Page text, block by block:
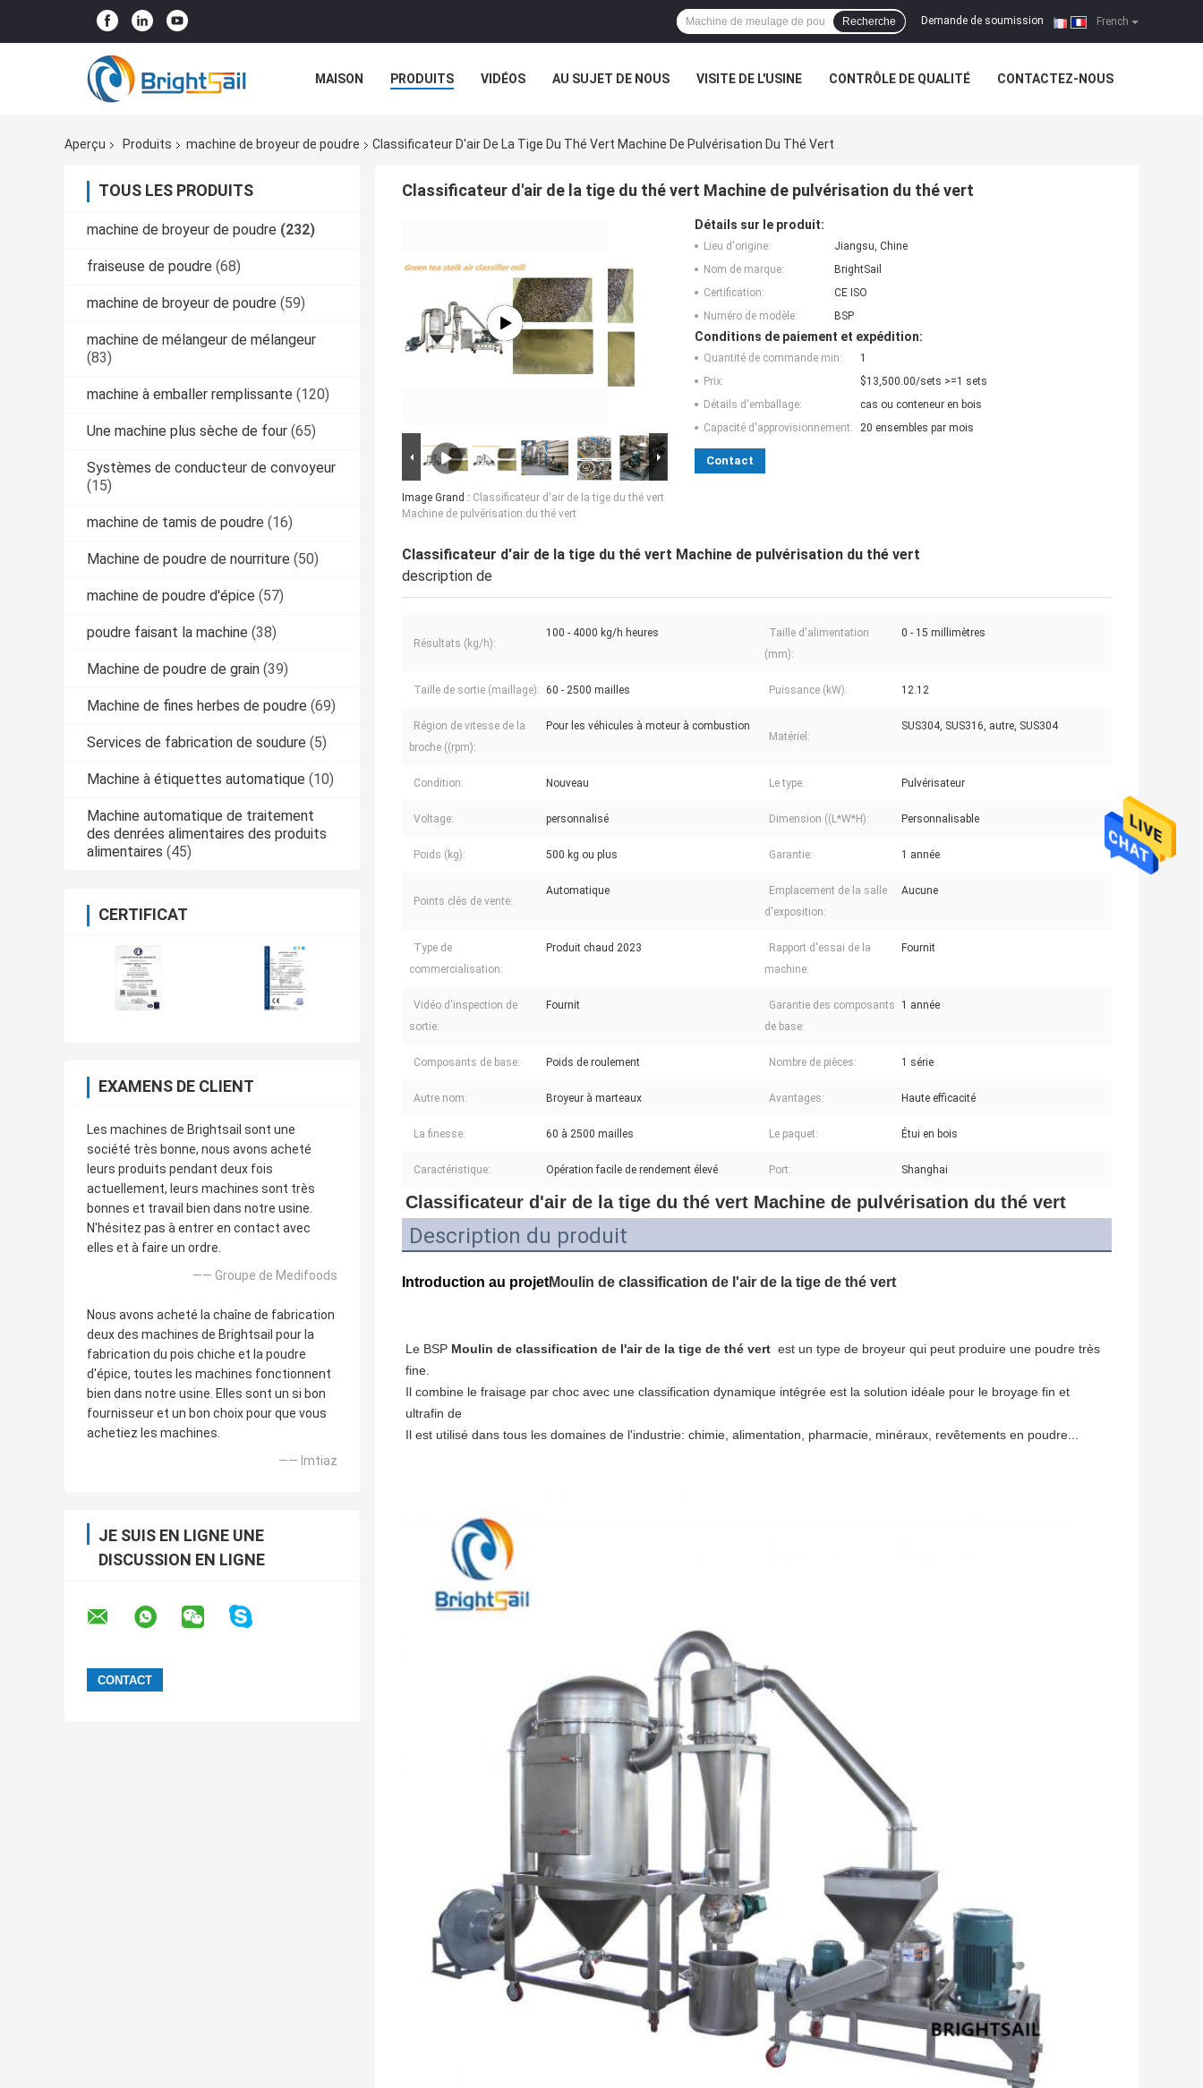
French
Demande de soumission |
Recherche
MAISON PRODUITS VIDÉOS AU SUJET DE NOUS VISITE DE L'USINE CONTRÔLE DE QUALITÉ CONTACTEZ-NOUS
Aperçu
Produits machine de broyeur de poudre Classificateur D'air De La Tige Du Thé Vert Machine De Pulvérisation Du Thé Vert
TOUS LES PRODUITS
machine de broyeur de poudre (232)
fraiseuse de poudre (68)
machine de broyeur de poudre (59)
machine de mélangeur de mélangeur
(83)
machine à emballer remplissante (120)
Une machine plus sèche de four (65)
Systèmes de conducteur de convoyeur
(15)
machine de tamis de poudre (16)
Machine de poudre de nourriture (50)
machine de poudre d'épice (57)
poudre faisant la machine (38)
Machine de poudre de grain (39)
Machine de fines herbes de poudre (69)
Services de fabrication de soudure (5)
Machine à étiquettes automatique (10)
Machine automatique de traitement
des denrées alimentaires des produits
alimentaires (45)
CERTIFICAT
EXAMENS DE CLIENT
Les machines de Brightsail sont une
société très bonne, nous avons acheté
leurs produits pendant deux fois
actuellement, leurs machines sont très
bonnes et travail bien dans notre usine.
N'hésitez pas à entrer en contact avec
elles et à faire un ordre.
—— Groupe de Medifoods
Nous avons acheté la chaîne de fabrication
deux des machines de Brightsail pour la
fabrication du pois chiche et la poudre
d'épice, toutes les machines fonctionnent
bien dans notre usine. Elles sont un si bon
fournisseur et un bon choix pour que vous
achetiez les machines.
—— Imtiaz
JE SUIS EN LIGNE UNE
DISCUSSION EN LIGNE
Classificateur d'air de la tige du thé vert Machine de pulvérisation du thé vert
Image Grand : Classificateur d'air de la tige du thé vert
Machine de pulvérisation du thé vert
Détails sur le produit:
Lieu d'origine:
Jiangsu, Chine
Nom de marque:
BrightSail
Certification:
CE ISO
Numéro de modèle:
BSP
Conditions de paiement et expédition:
Quantité de commande min:
1
Prix:
$13,500.00/sets >=1 sets
Détails d'emballage:
cas ou conteneur en bois
Capacité d'approvisionnement:
20 ensembles par mois
Contact
Classificateur d'air de la tige du thé vert Machine de pulvérisation du thé vert
description de
Résultats (kg/h):
100 - 4000 kg/h heures
Taille d'alimentation
(mm):
0 - 15 millimètres
Taille de sortie (maillage): 60 - 2500 mailles Puissance (kW): 12.12
Région de vitesse de la
broche ((rpm):
Pour les véhicules à moteur à combustion
Matériel:
SUS304, SUS316, autre, SUS304
Condition: Nouveau Le type: Pulvérisateur
Voltage: personnalisé Dimension ((L*W*H): Personnalisable
Poids (kg): 500 kg ou plus Garantie: 1 année
Points clés de vente:
Automatique
Emplacement de la salle
d'exposition:
Aucune
Type de
commercialisation:
Produit chaud 2023
Rapport d'essai de la
machine:
Fournit
Vidéo d'inspection de
sortie:
Fournit
Garantie des composants
de base:
1 année
Composants de base: Poids de roulement Nombre de pièces: 1 série
Autre nom: Broyeur à marteaux Avantages: Haute efficacité
La finesse: 60 à 2500 mailles Le paquet: Étui en bois
Caractéristique: Opération facile de rendement élevé Port: Shanghai
Classificateur d'air de la tige du thé vert Machine de pulvérisation du thé vert
Description du produit
Introduction au projetMoulin de classification de l'air de la tige de thé vert
Le BSP Moulin de classification de l'air de la tige de thé vert est un type de broyeur qui peut produire une poudre très
fine.
Il combine le fraisage par choc avec une classification dynamique intégrée est la solution idéale pour le broyage fin et
ultrafin de
Il est utilisé dans tous les domaines de l'industrie: chimie, alimentation, pharmacie, minéraux, revêtements en poudre...